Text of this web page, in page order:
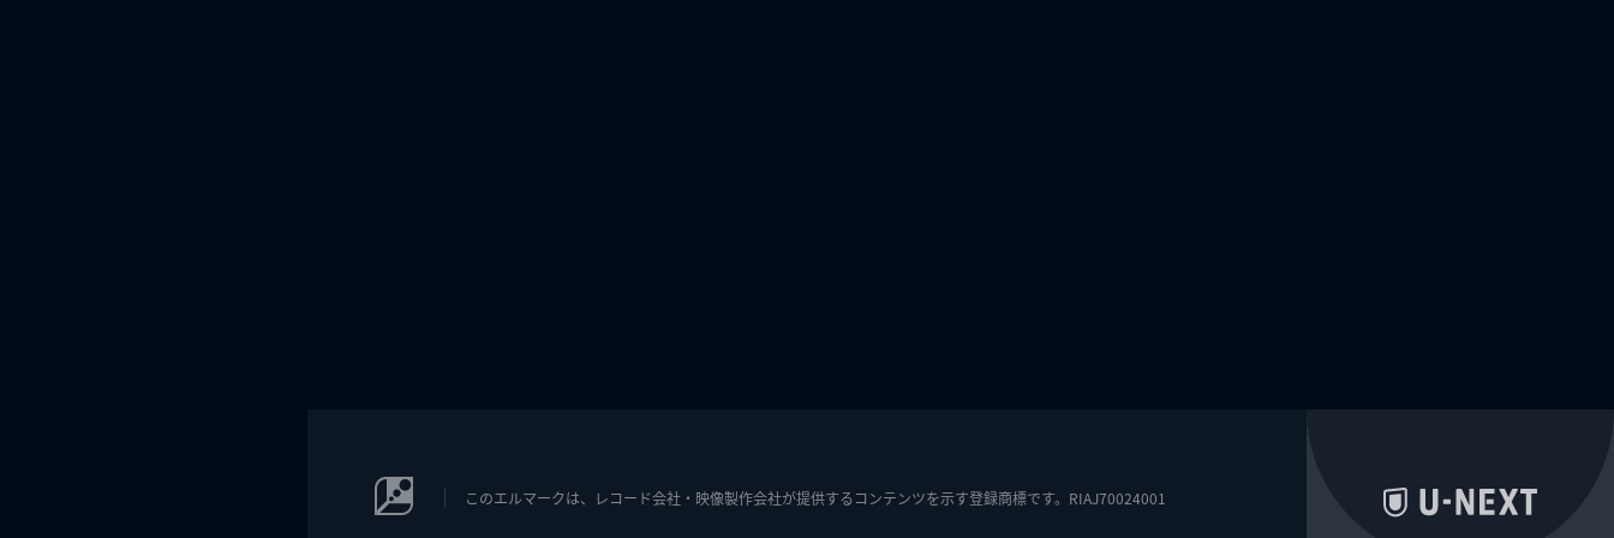
このエルマークは、レコード会社・映像製作会社が提供するコンテンツを示す登録商標です。RIAJ70024001